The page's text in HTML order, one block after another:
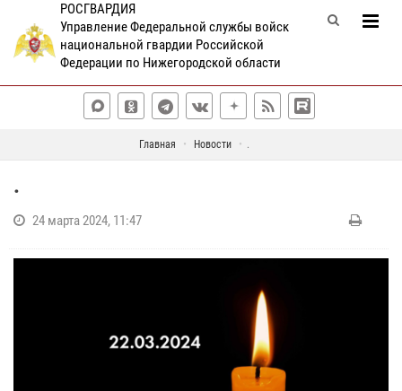
РОСГВАРДИЯ
Управление Федеральной службы войск
национальной гвардии Российской
Федерации по Нижегородской области
Главная Новости .
.
24 марта 2024, 11:47